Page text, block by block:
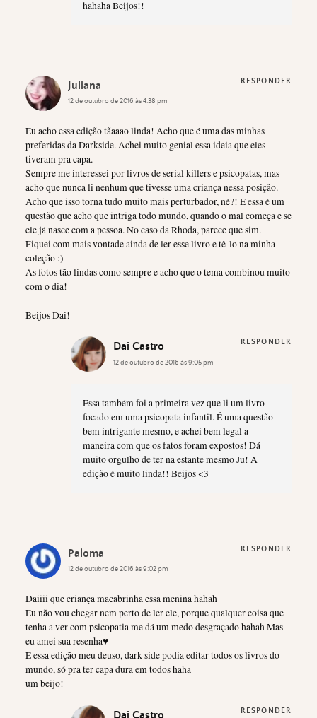
hahaha Beijos!!
Juliana
12 de outubro de 2016 às 4:38 pm
Eu acho essa edição tãaaao linda! Acho que é uma das minhas
preferidas da Darkside. Achei muito genial essa ideia que eles
tiveram pra capa.
Sempre me interessei por livros de serial killers e psicopatas, mas
acho que nunca li nenhum que tivesse uma criança nessa posição.
Acho que isso torna tudo muito mais perturbador, né?! E essa é um
questão que acho que intriga todo mundo, quando o mal começa e se
ele já nasce com a pessoa. No caso da Rhoda, parece que sim.
Fiquei com mais vontade ainda de ler esse livro e tê-lo na minha
coleção :)
As fotos tão lindas como sempre e acho que o tema combinou muito
com o dia!
Beijos Dai!
RESPONDER
Dai Castro
12 de outubro de 2016 às 9:05 pm
Essa também foi a primeira vez que li um livro
focado em uma psicopata infantil. É uma questão
bem intrigante mesmo, e achei bem legal a
maneira com que os fatos foram expostos! Dá
muito orgulho de ter na estante mesmo Ju! A
edição é muito linda!! Beijos <3
RESPONDER
Paloma
12 de outubro de 2016 às 9:02 pm
Daiiii que criança macabrinha essa menina hahah
Eu não vou chegar nem perto de ler ele, porque qualquer coisa que
tenha a ver com psicopatia me dá um medo desgraçado hahah Mas
eu amei sua resenha♥
E essa edição meu deuso, dark side podia editar todos os livros do
mundo, só pra ter capa dura em todos haha
um beijo!
RESPONDER
Dai Castro RESPONDER